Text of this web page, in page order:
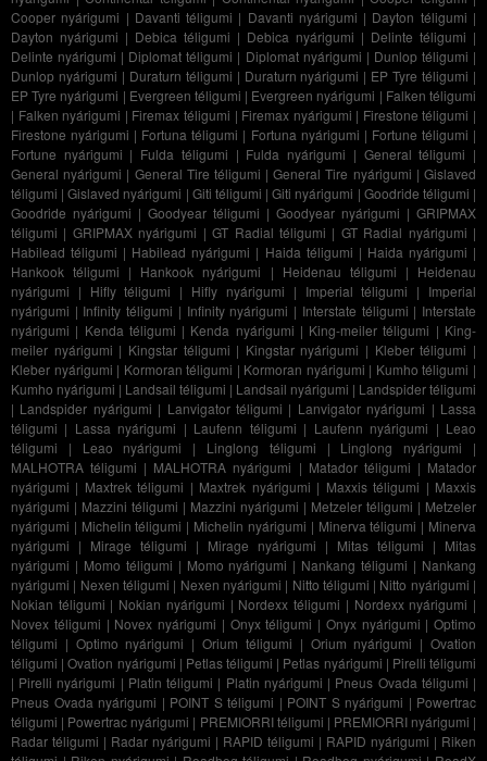
Cooper nyárigumi | Davanti téligumi | Davanti nyárigumi | Dayton téligumi |
Dayton nyárigumi | Debica téligumi | Debica nyárigumi | Delinte téligumi |
Delinte nyárigumi | Diplomat téligumi | Diplomat nyárigumi | Dunlop téligumi |
Dunlop nyárigumi | Duraturn téligumi | Duraturn nyárigumi | EP Tyre téligumi |
EP Tyre nyárigumi | Evergreen téligumi | Evergreen nyárigumi | Falken téligumi
| Falken nyárigumi | Firemax téligumi | Firemax nyárigumi | Firestone téligumi |
Firestone nyárigumi | Fortuna téligumi | Fortuna nyárigumi | Fortune téligumi |
Fortune nyárigumi | Fulda téligumi | Fulda nyárigumi | General téligumi |
General nyárigumi | General Tire téligumi |General Tire nyárigumi |Gislaved
téligumi |Gislaved nyárigumi | Giti téligumi |Giti nyárigumi | Goodride téligumi |
Goodride nyárigumi | Goodyear téligumi | Goodyear nyárigumi | GRIPMAX
téligumi | GRIPMAX nyárigumi |GT Radial téligumi | GT Radial nyárigumi |
Habilead téligumi | Habilead nyárigumi | Haida téligumi | Haida nyárigumi |
Hankook téligumi | Hankook nyárigumi | Heidenau téligumi | Heidenau
nyárigumi | Hifly téligumi | Hifly nyárigumi | Imperial téligumi | Imperial
nyárigumi | Infinity téligumi | Infinity nyárigumi | Interstate téligumi | Interstate
nyárigumi | Kenda téligumi | Kenda nyárigumi | King-meiler téligumi | King-
meiler nyárigumi | Kingstar téligumi | Kingstar nyárigumi | Kleber téligumi |
Kleber nyárigumi | Kormoran téligumi | Kormoran nyárigumi | Kumho téligumi |
Kumho nyárigumi | Landsail téligumi | Landsail nyárigumi | Landspider téligumi
| Landspider nyárigumi | Lanvigator téligumi | Lanvigator nyárigumi | Lassa
téligumi | Lassa nyárigumi | Laufenn téligumi | Laufenn nyárigumi | Leao
téligumi | Leao nyárigumi | Linglong téligumi | Linglong nyárigumi |
MALHOTRA téligumi | MALHOTRA nyárigumi | Matador téligumi | Matador
nyárigumi | Maxtrek téligumi | Maxtrek nyárigumi | Maxxis téligumi | Maxxis
nyárigumi | Mazzini téligumi | Mazzini nyárigumi | Metzeler téligumi | Metzeler
nyárigumi | Michelin téligumi | Michelin nyárigumi | Minerva téligumi | Minerva
nyárigumi | Mirage téligumi | Mirage nyárigumi | Mitas téligumi | Mitas
nyárigumi | Momo téligumi | Momo nyárigumi | Nankang téligumi | Nankang
nyárigumi | Nexen téligumi | Nexen nyárigumi | Nitto téligumi | Nitto nyárigumi |
Nokian téligumi | Nokian nyárigumi | Nordexx téligumi | Nordexx nyárigumi |
Novex téligumi | Novex nyárigumi | Onyx téligumi | Onyx nyárigumi | Optimo
téligumi | Optimo nyárigumi |Orium téligumi | Orium nyárigumi |Ovation
téligumi |Ovation nyárigumi | Petlas téligumi | Petlas nyárigumi | Pirelli téligumi
| Pirelli nyárigumi | Platin téligumi | Platin nyárigumi | Pneus Ovada téligumi |
Pneus Ovada nyárigumi | POINT S téligumi | POINT S nyárigumi | Powertrac
téligumi | Powertrac nyárigumi | PREMIORRI téligumi | PREMIORRI nyárigumi |
Radar téligumi | Radar nyárigumi | RAPID téligumi | RAPID nyárigumi | Riken